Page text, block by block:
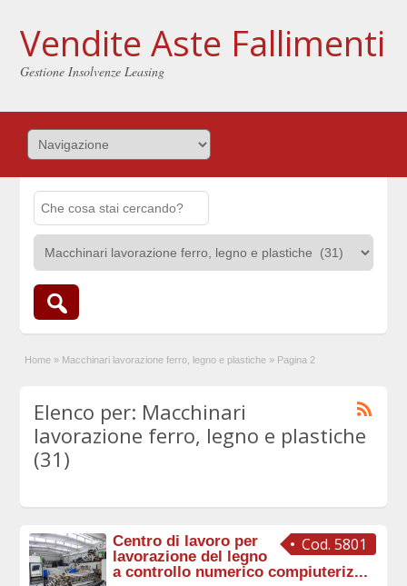
Vendite Aste Fallimenti
Gestione Insolvenze Leasing
Home » Macchinari lavorazione ferro, legno e plastiche » Pagina 2
Elenco per: Macchinari
lavorazione ferro, legno e plastiche
(31)
Cod. 5801
Centro di lavoro per
lavorazione del legno
a controllo numerico compiuteriz...